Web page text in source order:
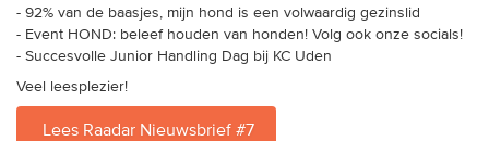
Opleidingen en
trainingen
Zoek een vereniging
- 92% van de baasjes, mijn hond is een volwaardig gezinslid
- Event HOND: beleef houden van honden! Volg ook onze socials!
- Succesvolle Junior Handling Dag bij KC Uden
Veel leesplezier!
Lees Raadar Nieuwsbrief #7